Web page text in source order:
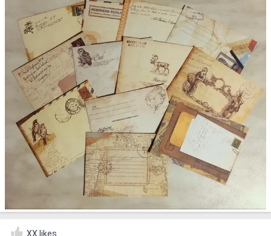
XX likes